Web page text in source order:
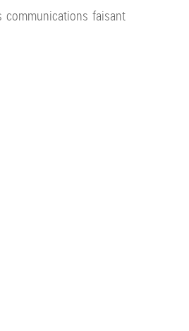
communications faisant